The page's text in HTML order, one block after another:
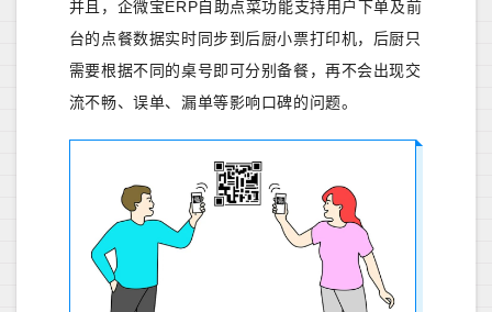
并且，企微宝ERP自助点菜功能支持用户下单及前
台的点餐数据实时同步到后厨小票打印机，后厨只
需要根据不同的桌号即可分别备餐，再不会出现交
流不畅、误单、漏单等影响口碑的问题。